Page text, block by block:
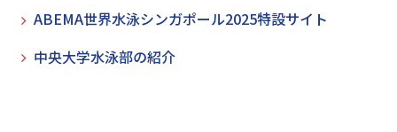
ABEMA世界水泳シンガポール2025特設サイト
中央大学水泳部の紹介